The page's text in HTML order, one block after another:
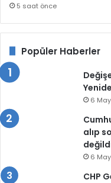
5 saat önce
Popüler Haberler
6
alıp
6
CHP